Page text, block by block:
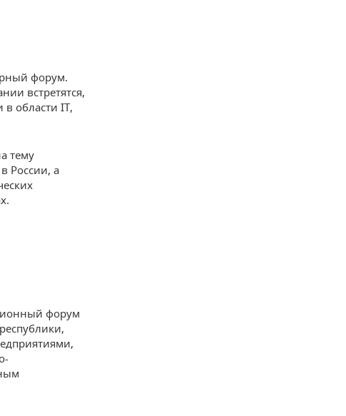
форум.
встретятся,
области IT,
тему
России, а
форум